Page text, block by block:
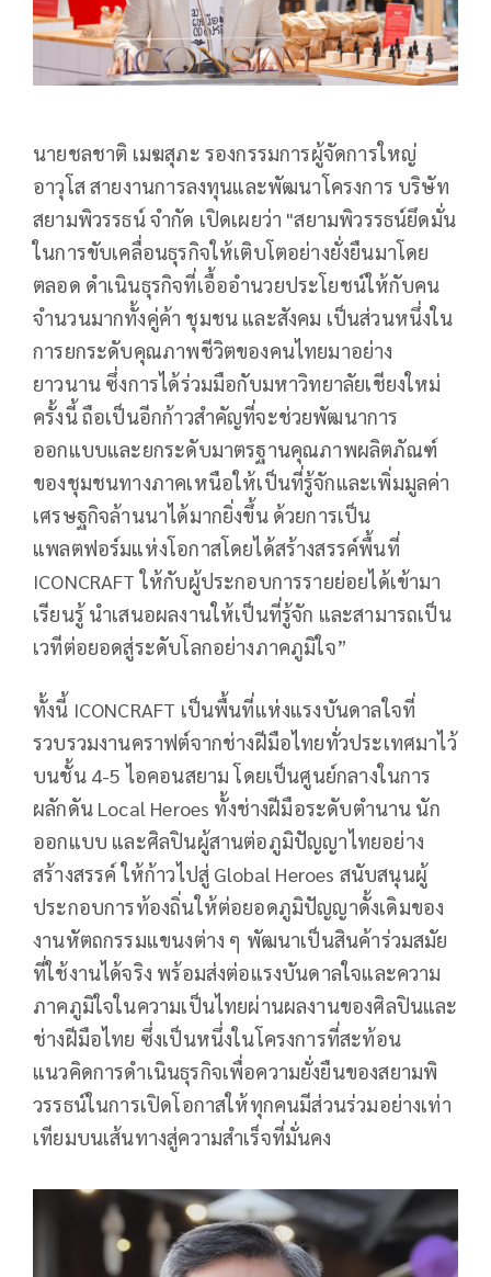
นายชลชาติ เมฆสุภะ รองกรรมการผู้จัดการใหญ่
อาวุโส สายงานการลงทุนและพัฒนาโครงการ บริษัท
สยามพิวรรธน์ จำกัด เปิดเผยว่า "สยามพิวรรธน์ยึดมั่น
ในการขับเคลื่อนธุรกิจให้เติบโตอย่างยั่งยืนมาโดย
ตลอด ดำเนินธุรกิจที่เอื้ออำนวยประโยชน์ให้กับคน
จำนวนมากทั้งคู่ค้า ชุมชน และสังคม เป็นส่วนหนึ่งใน
การยกระดับคุณภาพชีวิตของคนไทยมาอย่าง
ยาวนาน ซึ่งการได้ร่วมมือกับมหาวิทยาลัยเชียงใหม่
ครั้งนี้ ถือเป็นอีกก้าวสำคัญที่จะช่วยพัฒนาการ
ออกแบบและยกระดับมาตรฐานคุณภาพผลิตภัณฑ์
ของชุมชนทางภาคเหนือให้เป็นที่รู้จักและเพิ่มมูลค่า
เศรษฐกิจล้านนาได้มากยิ่งขึ้น ด้วยการเป็น
แพลตฟอร์มแห่งโอกาสโดยได้สร้างสรรค์พื้นที่
ICONCRAFT ให้กับผู้ประกอบการรายย่อยได้เข้ามา
เรียนรู้ นำเสนอผลงานให้เป็นที่รู้จัก และสามารถเป็น
เวทีต่อยอดสู่ระดับโลกอย่างภาคภูมิใจ”
ทั้งนี้ ICONCRAFT เป็นพื้นที่แห่งแรงบันดาลใจที่
รวบรวมงานคราฟต์จากช่างฝีมือไทยทั่วประเทศมาไว้
บนชั้น 4-5 ไอคอนสยาม โดยเป็นศูนย์กลางในการ
ผลักดัน Local Heroes ทั้งช่างฝีมือระดับตำนาน นัก
ออกแบบ และศิลปินผู้สานต่อภูมิปัญญาไทยอย่าง
สร้างสรรค์ ให้ก้าวไปสู่ Global Heroes สนับสนุนผู้
ประกอบการท้องถิ่นให้ต่อยอดภูมิปัญญาดั้งเดิมของ
งานหัตถกรรมแขนงต่าง ๆ พัฒนาเป็นสินค้าร่วมสมัย
ที่ใช้งานได้จริง พร้อมส่งต่อแรงบันดาลใจและความ
ภาคภูมิใจในความเป็นไทยผ่านผลงานของศิลปินและ
ช่างฝีมือไทย ซึ่งเป็นหนึ่งในโครงการที่สะท้อน
แนวคิดการดำเนินธุรกิจเพื่อความยั่งยืนของสยามพิ
วรรธน์ในการเปิดโอกาสให้ทุกคนมีส่วนร่วมอย่างเท่า
เทียมบนเส้นทางสู่ความสำเร็จที่มั่นคง